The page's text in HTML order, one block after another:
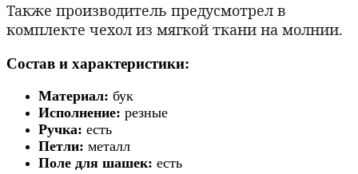
Также производитель предусмотрел в
комплекте чехол из мягкой ткани на молнии.
Состав и характеристики:
Материал: бук
Исполнение: резные
Ручка: есть
Петли: металл
Поле для шашек: есть